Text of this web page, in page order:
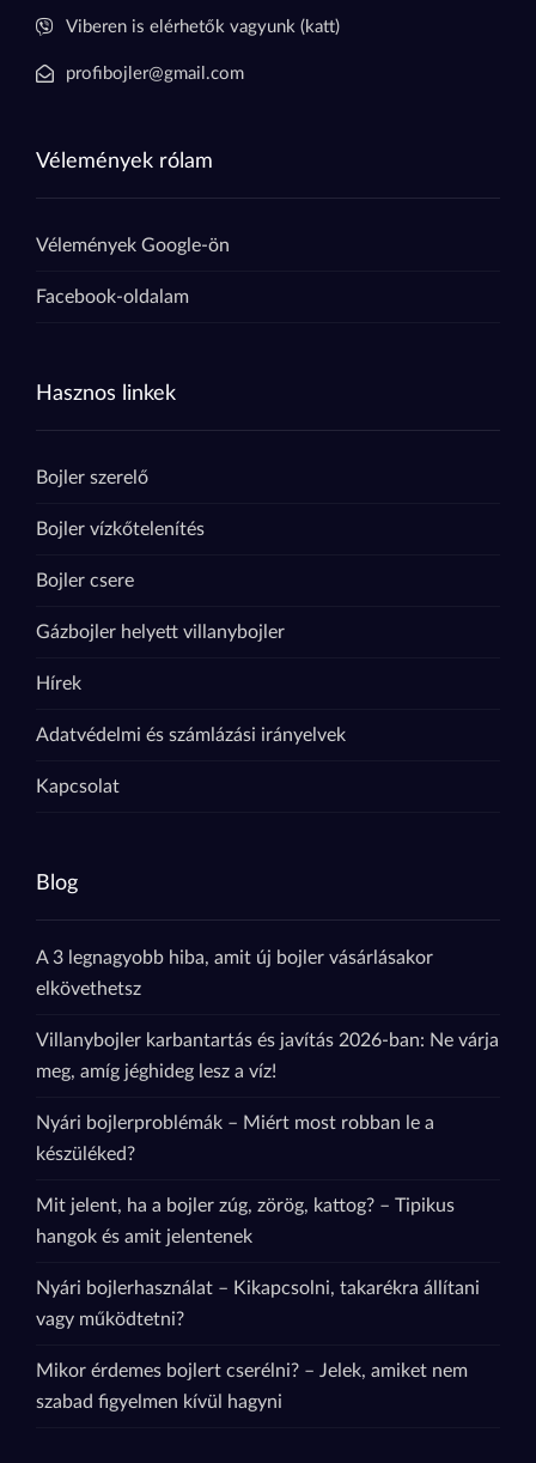
Viberen is elérhetők vagyunk (katt)
profibojler@gmail.com
Vélemények rólam
Vélemények Google-ön
Facebook-oldalam
Hasznos linkek
Bojler szerelő
Bojler vízkőtelenítés
Bojler csere
Gázbojler helyett villanybojler
Hírek
Adatvédelmi és számlázási irányelvek
Kapcsolat
Blog
A 3 legnagyobb hiba, amit új bojler vásárlásakor
elkövethetsz
Villanybojler karbantartás és javítás 2026-ban: Ne várja
meg, amíg jéghideg lesz a víz!
Nyári bojlerproblémák – Miért most robban le a
készüléked?
Mit jelent, ha a bojler zúg, zörög, kattog? – Tipikus
hangok és amit jelentenek
Nyári bojlerhasználat – Kikapcsolni, takarékra állítani
vagy működtetni?
Mikor érdemes bojlert cserélni? – Jelek, amiket nem
szabad figyelmen kívül hagyni